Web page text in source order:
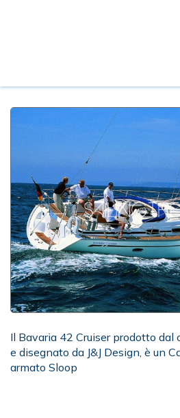
Il Bavaria 42 Cruiser prodotto dal
e disegnato da J&J Design, è un
armato Sloop